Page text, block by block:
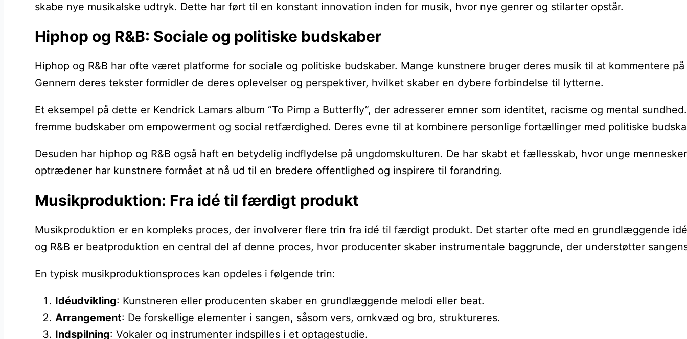
skabe nye musikalske udtryk. Dette har ført til en konstant innovation inden for musik, hvor nye genrer og stilarter opstår.
Hiphop og R&B: Sociale og politiske budskaber
Hiphop og R&B har ofte været platforme for sociale og politiske budskaber. Mange kunstnere bruger deres musik til at kommentere
Gennem deres tekster formidler de deres oplevelser og perspektiver, hvilket skaber en dybere forbindelse til lytterne.
Et eksempel på dette er Kendrick Lamars album “To Pimp a Butterfly”, der adresserer emner som identitet, racisme og mental
fremme budskaber om empowerment og social retfærdighed. Deres evne til at kombinere personlige fortællinger med politiske
Desuden har hiphop og R&B også haft en betydelig indflydelse på ungdomskulturen. De har skabt et fællesskab, hvor unge
optrædener har kunstnere formået at nå ud til en bredere offentlighed og inspirere til forandring.
Musikproduktion: Fra idé til færdigt produkt
Musikproduktion er en kompleks proces, der involverer flere trin fra idé til færdigt produkt. Det starter ofte med en grundlæggende
og R&B er beatproduktion en central del af denne proces, hvor producenter skaber instrumentale baggrunde, der understøtter
En typisk musikproduktionsproces kan opdeles i følgende trin:
Idéudvikling: Kunstneren eller producenten skaber en grundlæggende melodi eller beat.
Arrangement: De forskellige elementer i sangen, såsom vers, omkvæd og bro, struktureres.
Indspilning: Vokaler og instrumenter indspilles i et optagestudie.